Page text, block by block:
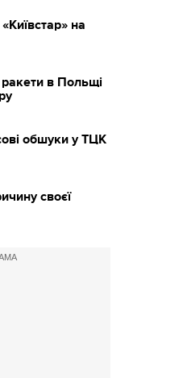
на
ракети в Польщі
обшуки у ТЦК
своєї